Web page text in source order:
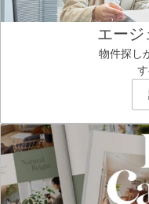
エージ
物件探し